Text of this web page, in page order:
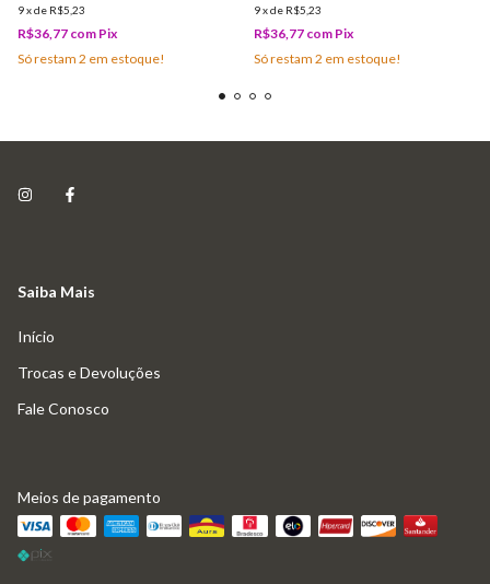
9xde R$5,23
R$36,77 com Pix
Só restam 2 em estoque!
9xde R$5,23
R$36,77 com Pix
Só restam 2 em estoque!
Saiba Mais
Início
Trocas e Devoluções
Fale Conosco
Meios de pagamento